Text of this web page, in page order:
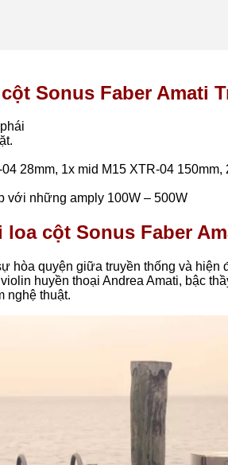
Sonus Faber Amati
28mm, 1x mid M15 XTR-04
với những amply 100W – 500W
cột Sonus Faber
hòa quyện giữa truyền thống và hiện
huyền thoại Andrea Amati, bậc
nghệ thuật.